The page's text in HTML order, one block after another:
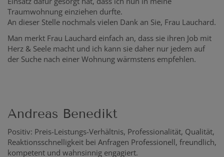
Traumwohnung einziehen durfte.
An dieser Stelle nochmals vielen Dank an Sie, Frau Lauchard.
Man merkt Frau Lauchard einfach an, dass sie ihren Job mit
Herz & Seele macht und ich kann sie daher nur jedem auf
der Suche nach einer Wohnung wärmstens empfehlen.
Andreas Benedikt
Positiv: Preis-Leistungs-Verhältnis, Professionalität, Qualität,
Reaktionsschnelligkeit bei Anfragen Professionell, freundlich,
kompetent und wahnsinnig engagiert.